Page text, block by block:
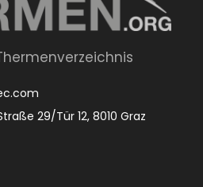
29/Tür 12, 8010 Graz